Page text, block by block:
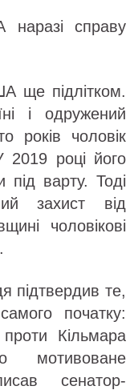
наразі справу
ще підлітком.
і одружений
років чоловік
році його
під варту. Тоді
захист від
чоловікові
підтвердив те,
початку:
Кільмара
мотивоване
сенатор-